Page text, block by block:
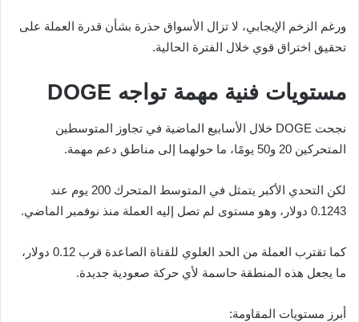
ورغم الزخم الإيجابي، لا تزال الأسواق حذرة بشأن قدرة العملة على
تحقيق اختراق قوي خلال الفترة الحالية.
مستويات فنية مهمة تواجه DOGE
نجحت DOGE خلال الأسابيع الماضية في تجاوز المتوسطين
المتحركين 20 و50 يومًا، ما حولهما إلى مناطق دعم مهمة.
لكن التحدي الأكبر يتمثل في المتوسط المتحرك 200 يوم عند
0.1243 دولار، وهو مستوى لم تصل إليه العملة منذ نوفمبر الماضي.
كما تقترب العملة من الحد العلوي للقناة الصاعدة قرب 0.12 دولار،
ما يجعل هذه المنطقة حاسمة لأي حركة صعودية جديدة.
أبرز مستويات المقاومة: